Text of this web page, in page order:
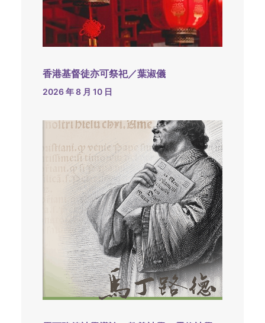
香港基督徒亦可祭祀／葉淑儀
2026 年 8 月 10 日